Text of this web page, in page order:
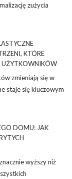
zużycia
KTÓRE
UŻYTKOWNIKÓW
zmieniają się w
staje się kluczowym
DOMU: JAK
wyższy niż